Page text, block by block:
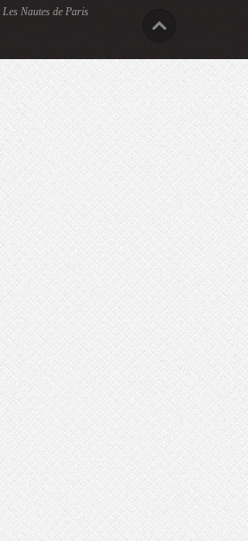
Les Nautes de Paris